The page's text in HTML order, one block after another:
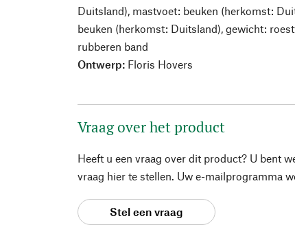
Duitsland), mastvoet: beuken (herkomst:
beuken (herkomst: Duitsland), gewicht:
rubberen band
Ontwerp: Floris Hovers
Vraag over het product
Heeft u een vraag over dit product? U bent
vraag hier te stellen. Uw e-mailprogramma
Stel een vraag